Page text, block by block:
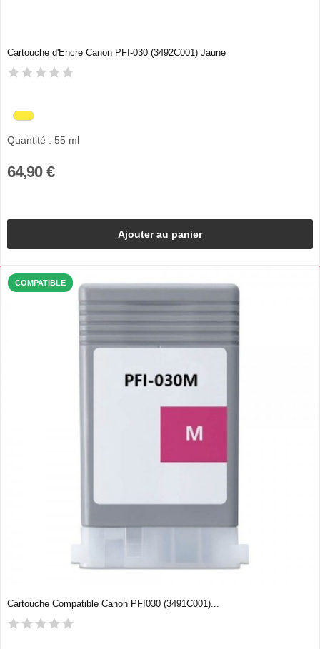
Cartouche d'Encre Canon PFI-030 (3492C001) Jaune
Quantité : 55 ml
64,90 €
Ajouter au panier
COMPATIBLE
Cartouche Compatible Canon PFI030 (3491C001)...